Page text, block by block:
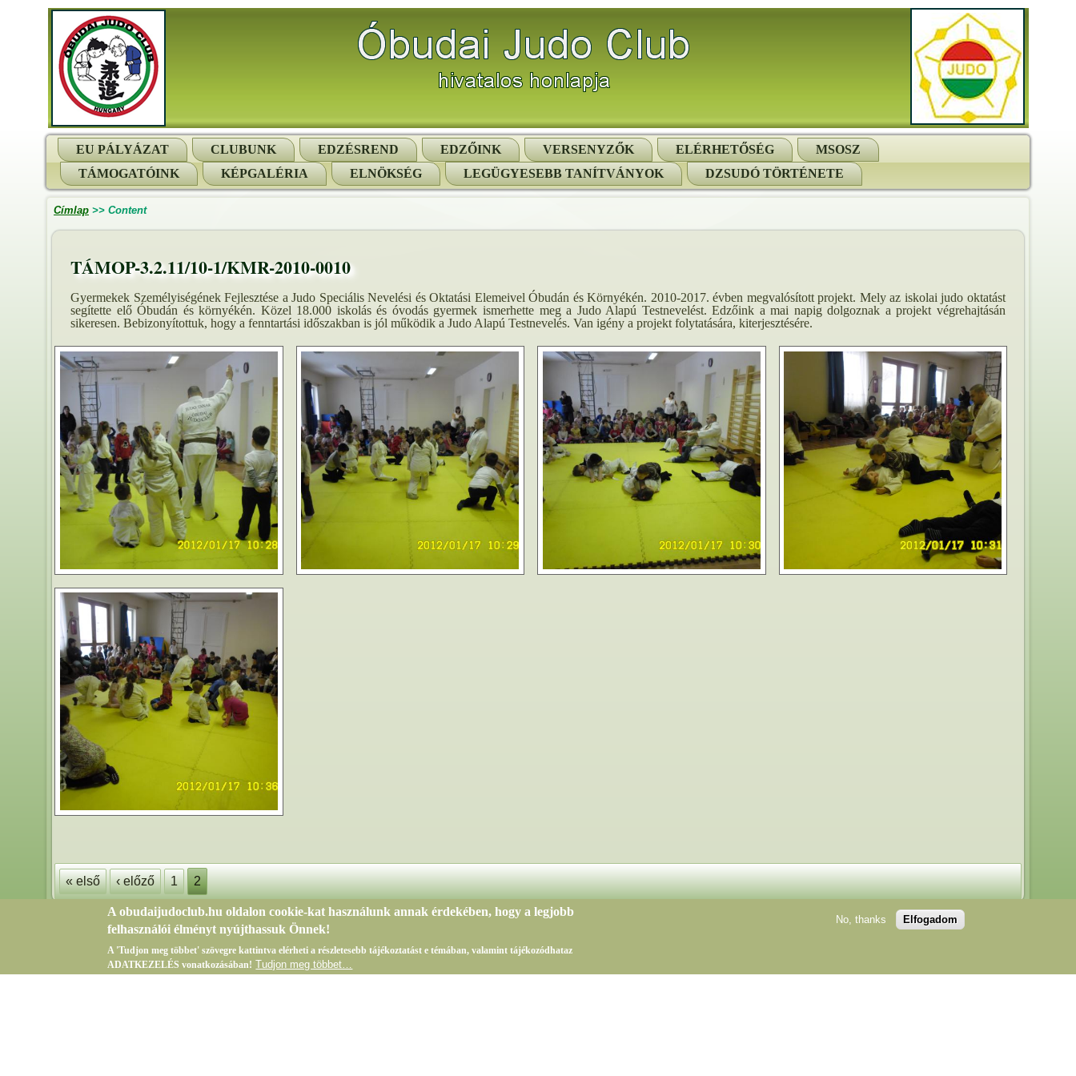
EU PÁLYÁZAT CLUBUNK EDZÉSREND EDZŐINK VERSENYZŐK ELÉRHETŐSÉG
MSOSZ
TÁMOGATÓINK
KÉPGALÉRIA ELNÖKSÉG LEGÜGYESEBB TANÍTVÁNYOK DZSUDÓ TÖRTÉNETE
Címlap >> Content
TÁMOP-3.2.11/10-1/KMR-2010-0010
Gyermekek Személyiségének Fejlesztése a Judo Speciális Nevelési és Oktatási Elemeivel Óbudán és Környékén. 2010-2017. évben megvalósított projekt. Mely az iskolai judo oktatást
segítette elő Óbudán és környékén. Közel 18.000 iskolás és óvodás gyermek ismerhette meg a Judo Alapú Testnevelést. Edzőink a mai napig dolgoznak a projekt végrehajtásán
sikeresen. Bebizonyítottuk, hogy a fenntartási időszakban is jól működik a Judo Alapú Testnevelés. Van igény a projekt folytatására, kiterjesztésére.
Oldalak
« első ‹ előző 1 2
A obudaijudoclub.hu oldalon cookie-kat használunk annak érdekében, hogy a legjobb
felhasználói élményt nyújthassuk Önnek!
A 'Tudjon meg többet' szövegre kattintva elérheti a részletesebb tájékoztatást e témában, valamint tájékozódhataz
ADATKEZELÉS vonatkozásában! Tudjon meg többet…
No, thanks Elfogadom